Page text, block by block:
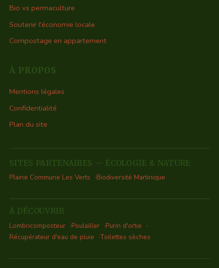
Bio vs permaculture
Soutenir l'économie locale
Compostage en appartement
À PROPOS
Mentions légales
Confidentialité
Plan du site
SITES PARTENAIRES — ÉCOLOGIE & NATURE
Plaine Commune Les Verts
Biodiversité Martinique
À DÉCOUVRIR
Lombricomposteur
Poulailler
Purin d'ortie
Récupérateur d'eau de pluie
Toilettes sèches